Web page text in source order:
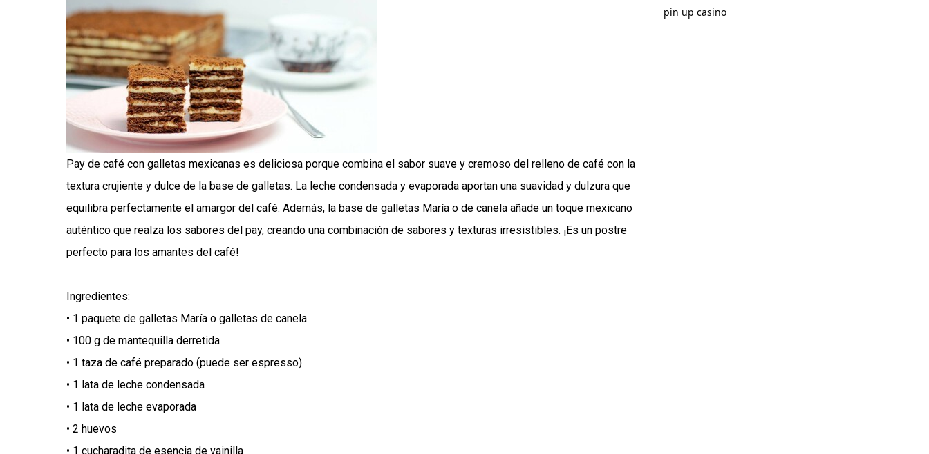
Pay de café con galletas mexicanas es deliciosa porque combina el sabor suave y cremoso del relleno de café con la
textura crujiente y dulce de la base de galletas. La leche condensada y evaporada aportan una suavidad y dulzura que
equilibra perfectamente el amargor del café. Además, la base de galletas María o de canela añade un toque mexicano
auténtico que realza los sabores del pay, creando una combinación de sabores y texturas irresistibles. ¡Es un postre
perfecto para los amantes del café!
Ingredientes:
• 1 paquete de galletas María o galletas de canela
• 100 g de mantequilla derretida
• 1 taza de café preparado (puede ser espresso)
• 1 lata de leche condensada
• 1 lata de leche evaporada
• 2 huevos
• 1 cucharadita de esencia de vainilla
pin up casino